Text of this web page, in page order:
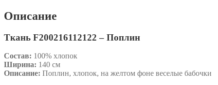
Описание
Ткань F200216112122 – Поплин
Состав: 100% хлопок
Ширина: 140 см
Описание: Поплин, хлопок, на желтом фоне веселые бабочки